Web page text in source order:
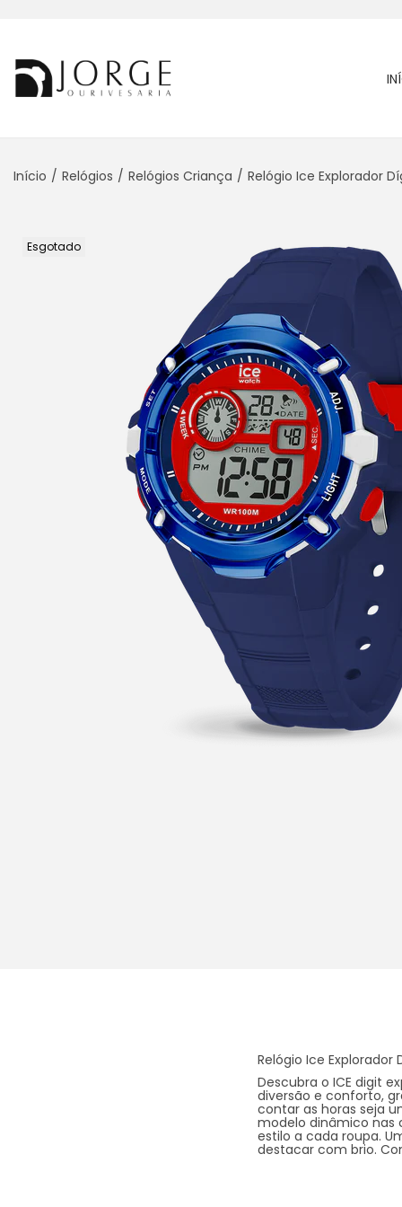
Início / Relógios / Relógios Criança / Relógio Ice Explorador
Esgotado
Relógio Ice Explorador
Descubra o ICE digit
diversão e conforto,
contar as horas seja
modelo dinâmico nas
estilo a cada roupa.
destacar com brio.